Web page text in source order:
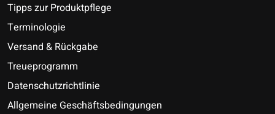
Tipps zur Produktpflege
Terminologie
Versand & Rückgabe
Treueprogramm
Datenschutzrichtlinie
Allgemeine Geschäftsbedingungen